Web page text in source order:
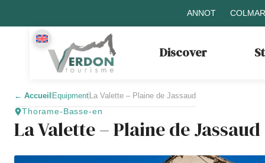
ANNOT
Discover
← Accueil EquipmentLa Valette – Plaine de Jassaud
Thorame-Basse-en
La Valette – Plaine de Jassaud